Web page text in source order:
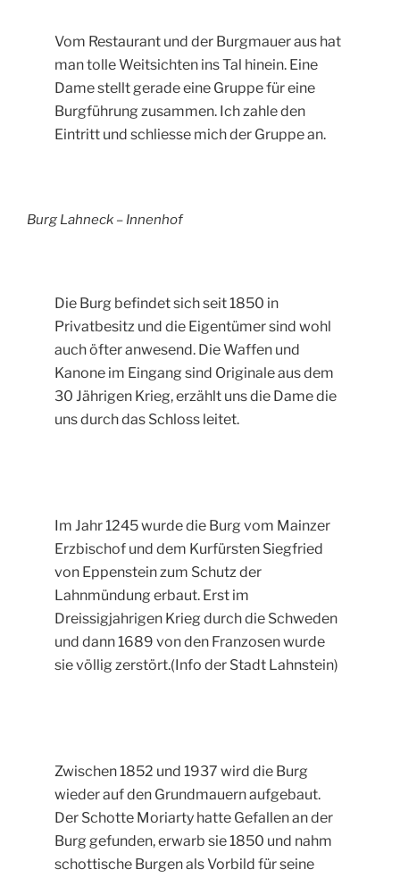
Vom Restaurant und der Burgmauer aus hat
man tolle Weitsichten ins Tal hinein. Eine
Dame stellt gerade eine Gruppe für eine
Burgführung zusammen. Ich zahle den
Eintritt und schliesse mich der Gruppe an.
Burg Lahneck – Innenhof
Die Burg befindet sich seit 1850 in
Privatbesitz und die Eigentümer sind wohl
auch öfter anwesend. Die Waffen und
Kanone im Eingang sind Originale aus dem
30 Jährigen Krieg, erzählt uns die Dame die
uns durch das Schloss leitet.
Im Jahr 1245 wurde die Burg vom Mainzer
Erzbischof und dem Kurfürsten Siegfried
von Eppenstein zum Schutz der
Lahnmündung erbaut. Erst im
Dreissigjahrigen Krieg durch die Schweden
und dann 1689 von den Franzosen wurde
sie völlig zerstört.(Info der Stadt Lahnstein)
Zwischen 1852 und 1937 wird die Burg
wieder auf den Grundmauern aufgebaut.
Der Schotte Moriarty hatte Gefallen an der
Burg gefunden, erwarb sie 1850 und nahm
schottische Burgen als Vorbild für seine